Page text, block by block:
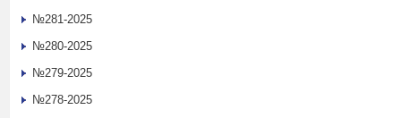
№281-2025
№280-2025
№279-2025
№278-2025